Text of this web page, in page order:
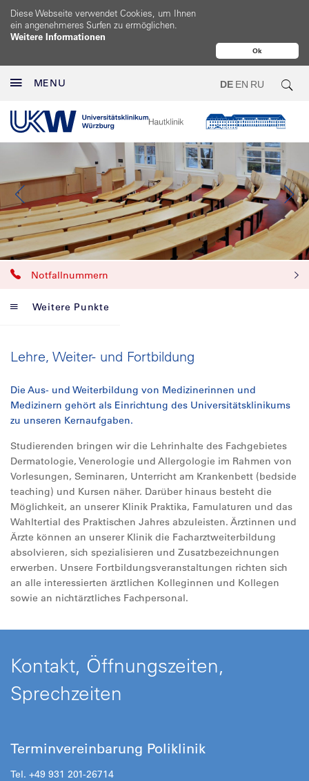
Ok
Diese Webseite verwendet Cookies, um Ihnen
ein angenehmeres Surfen zu ermöglichen.
Weitere Informationen
MENU DE EN RU
Notfallnummern
Weitere Punkte
Lehre, Weiter- und Fortbildung
Die Aus- und Weiterbildung von Medizinerinnen und
Medizinern gehört als Einrichtung des Universitätsklinikums
zu unseren Kernaufgaben.
Studierenden bringen wir die Lehrinhalte des Fachgebietes
Dermatologie, Venerologie und Allergologie im Rahmen von
Vorlesungen, Seminaren, Unterricht am Krankenbett (bedside
teaching) und Kursen näher. Darüber hinaus besteht die
Möglichkeit, an unserer Klinik Praktika, Famulaturen und das
Wahltertial des Praktischen Jahres abzuleisten. Ärztinnen und
Ärzte können an unserer Klinik die Facharztweiterbildung
absolvieren, sich spezialisieren und Zusatzbezeichnungen
erwerben. Unsere Fortbildungsveranstaltungen richten sich
an alle interessierten ärztlichen Kolleginnen und Kollegen
sowie an nichtärztliches Fachpersonal.
Kontakt, Öffnungszeiten,
Sprechzeiten
Terminvereinbarung Poliklinik
Tel. +49 931 201-26714